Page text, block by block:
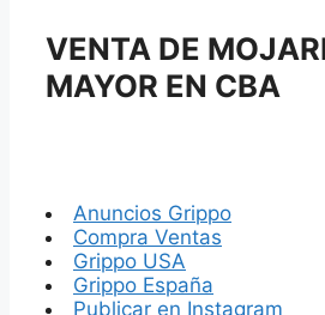
VENTA DE
MAYOR EN CBA
Anuncios Grippo
Compra Ventas
Grippo USA
Grippo España
Publicar en Instagram